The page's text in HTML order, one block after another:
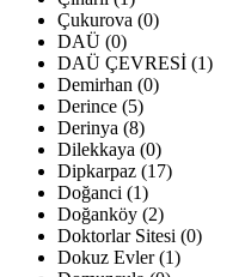
Çukurova (0)
DAÜ (0)
DAÜ ÇEVRESİ (1)
Demirhan (0)
Derince (5)
Derinya (8)
Dilekkaya (0)
Dipkarpaz (17)
Doğanci (1)
Doğanköy (2)
Doktorlar Sitesi (0)
Dokuz Evler (1)